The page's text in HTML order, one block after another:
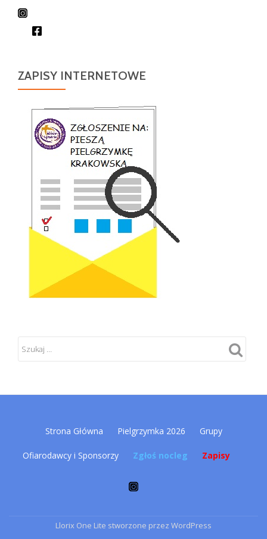
ZAPISY INTERNETOWE
Drugie
menu
Strona Główna Pielgrzymka 2026 Grupy
Ofiarodawcy i Sponsorzy Zgłoś nocleg Zapisy
Llorix One Lite stworzone przez WordPress